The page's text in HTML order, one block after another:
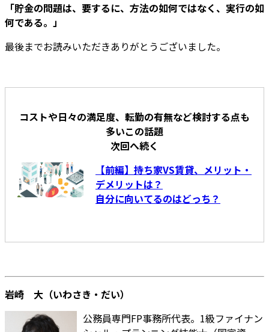
「貯金の問題は、要するに、方法の如何ではなく、実行の如
何である。」
最後までお読みいただきありがとうございました。
コストや日々の満足度、転勤の有無など検討する点も
多いこの話題
次回へ続く
【前編】持ち家VS賃貸、メリット・
デメリットは？
自分に向いてるのはどっち？
岩崎 大（いわさき・だい）
公務員専門FP事務所代表。1級ファイナン